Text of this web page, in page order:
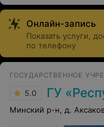
Онлайн-запись
Показать услуги,
по телефону
ГОСУДАРСТВЕННОЕ
5.0 ГУ «Республиканский
Минский р-н, д.